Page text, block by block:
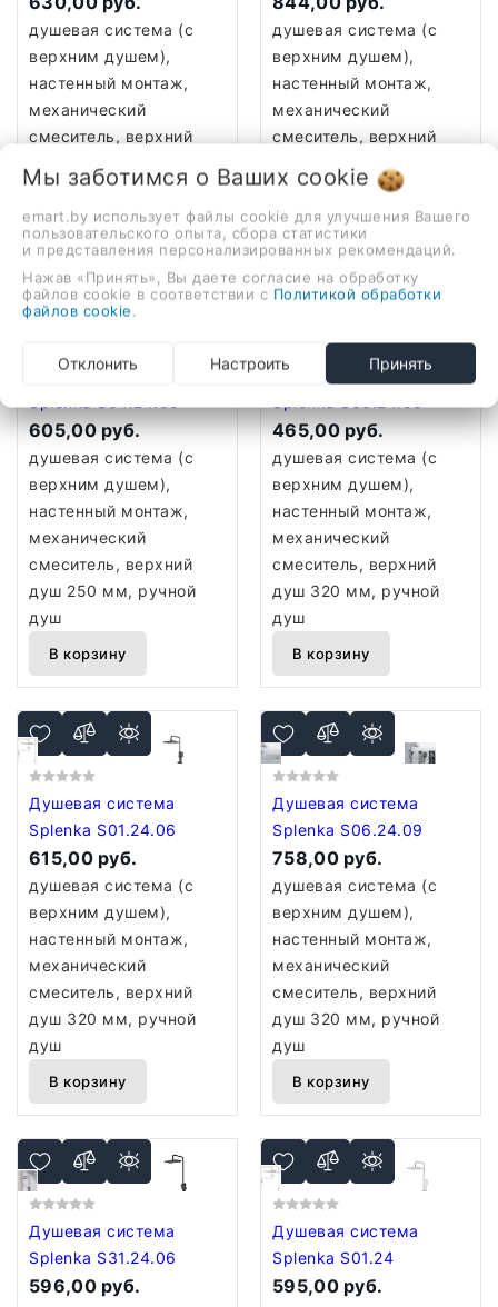
душевая система (с
верхним душем),
настенный монтаж,
механический
смеситель, верхний
душ
В корзину
душевая система (с
верхним душем),
настенный монтаж,
механический
смеситель, верхний
душ
В корзину
Душевая система
605,00 руб.
душевая система (с
верхним душем),
настенный монтаж,
механический
смеситель, верхний
душ 250 мм, ручной
душ
В корзину
Душевая система
465,00 руб.
душевая система (с
верхним душем),
настенный монтаж,
механический
смеситель, верхний
душ 320 мм, ручной
душ
В корзину
Душевая система
Splenka S01.24.06
615,00 руб.
душевая система (с
верхним душем),
настенный монтаж,
механический
смеситель, верхний
душ 320 мм, ручной
душ
В корзину
Душевая система
Splenka S06.24.09
758,00 руб.
душевая система (с
верхним душем),
настенный монтаж,
механический
смеситель, верхний
душ 320 мм, ручной
душ
В корзину
Душевая система
Splenka S31.24.06
596,00 руб.
Душевая система
Splenka S01.24
595,00 руб.
Мы заботимся о Ваших cookie
emart.by использует файлы cookie для улучшения Вашего
пользовательского опыта, сбора статистики
и представления персонализированных рекомендаций.
Нажав «Принять», Вы даете согласие на обработку
файлов cookie в соответствии с Политикой обработки
файлов cookie
Отклонить Настроить Принять